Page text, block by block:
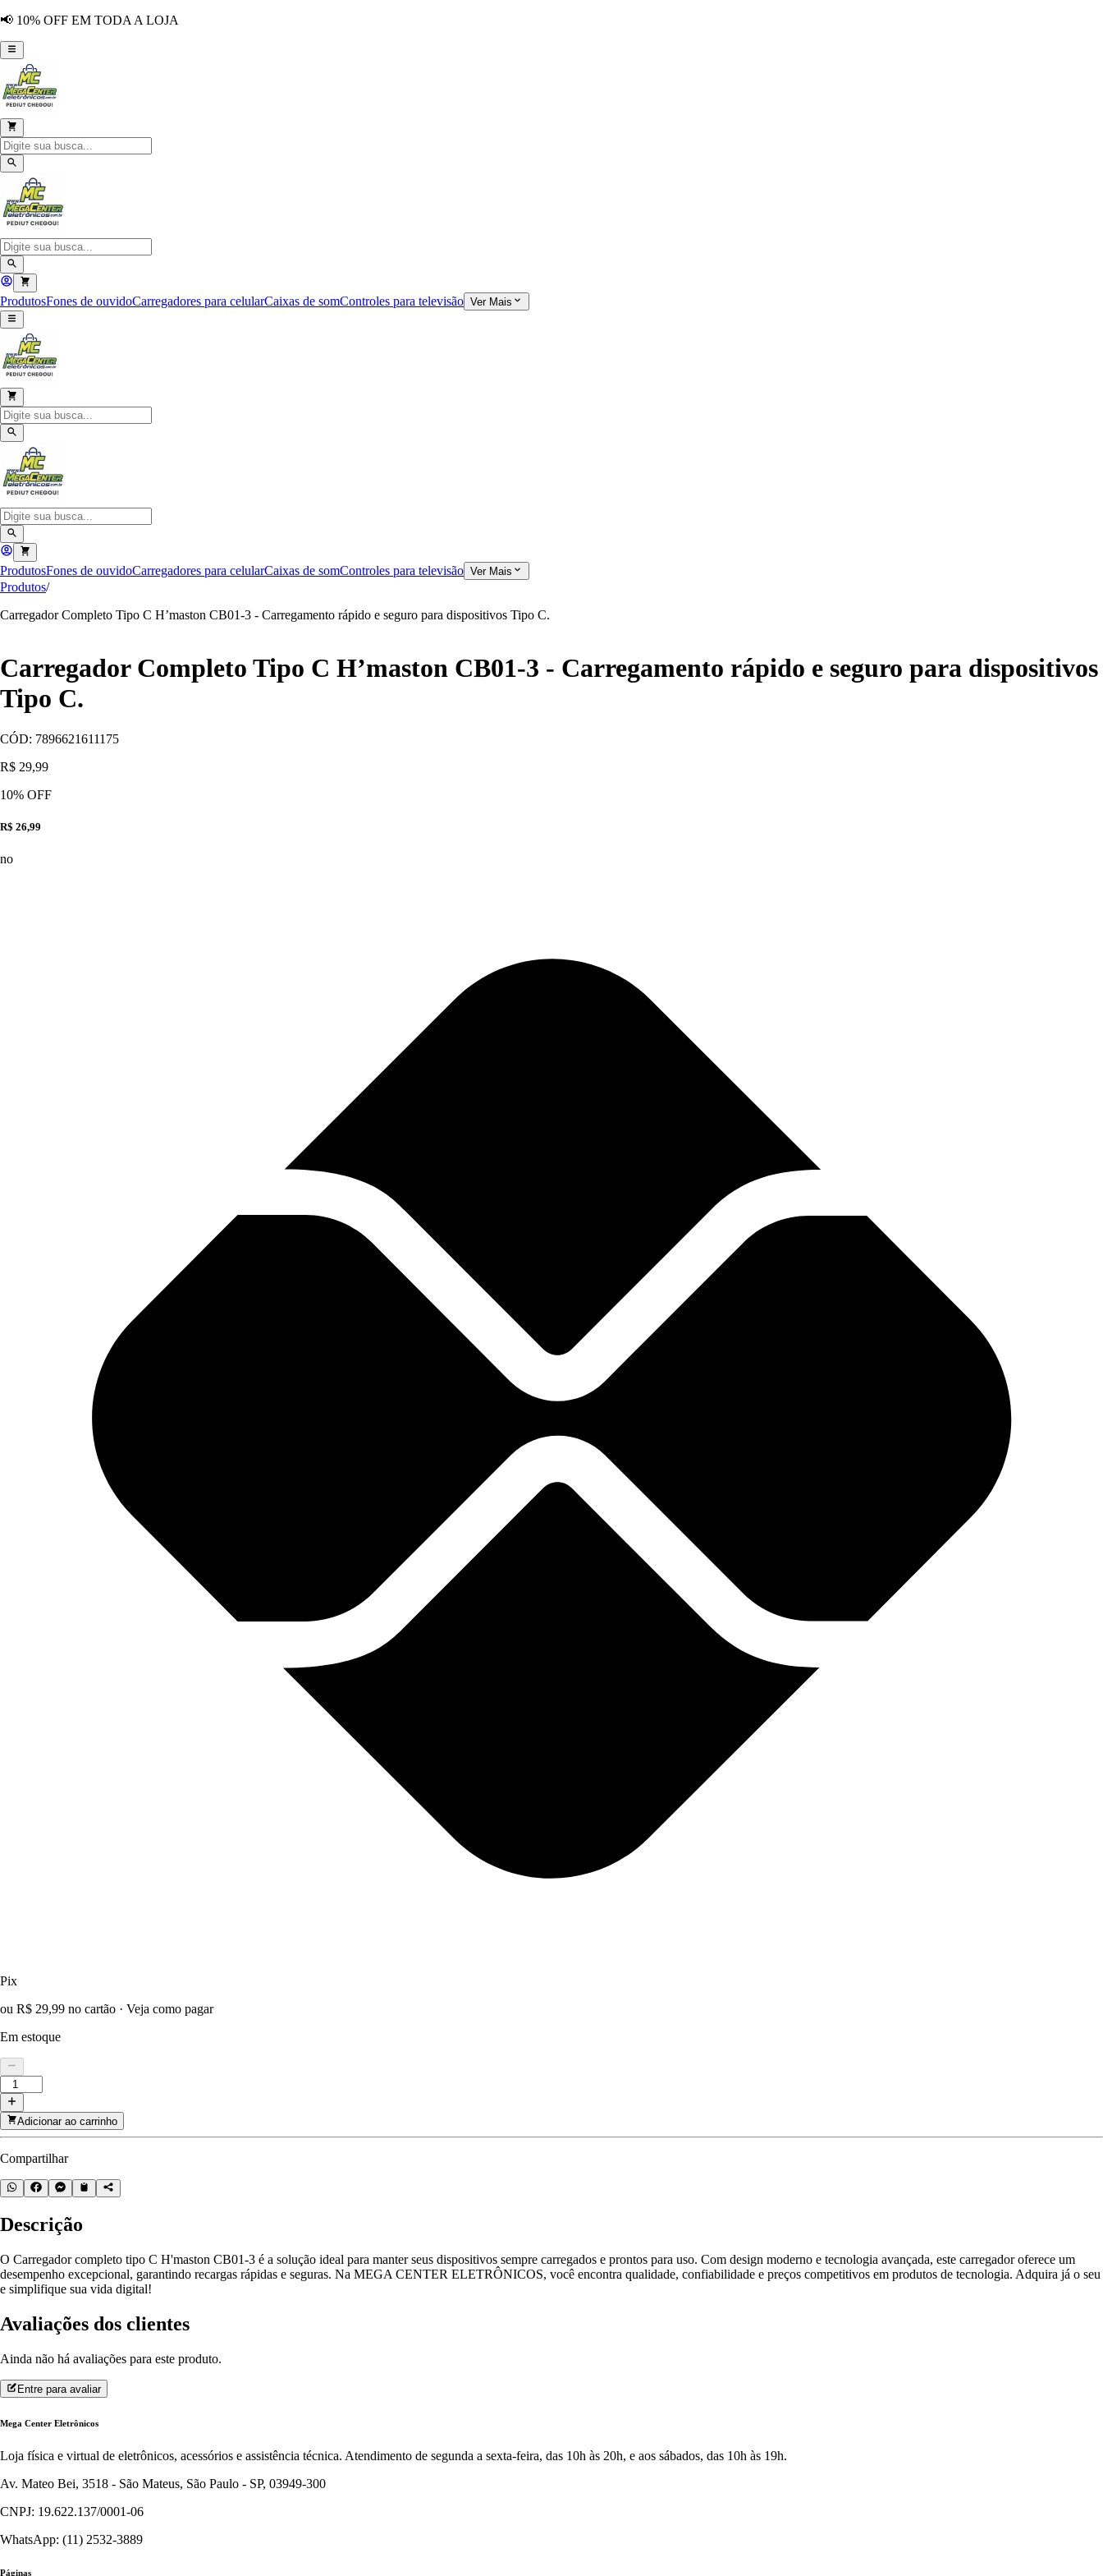
📢 10% OFF EM TODA A LOJA
ProdutosFones de ouvidoCarregadores para celularCaixas de somControles para televisão Ver Mais
ProdutosFones de ouvidoCarregadores para celularCaixas de somControles para televisão Ver Mais
Produtos/
Carregador Completo Tipo C H’maston CB01-3 - Carregamento rápido e seguro para dispositivos Tipo C.
Carregador Completo Tipo C H’maston CB01-3 - Carregamento rápido e seguro para dispositivos
Tipo C.
CÓD: 7896621611175
R$ 29,99
10% OFF
R$ 26,99
no
Pix
ou R$ 29,99 no cartão · Veja como pagar
Em estoque
Adicionar ao carrinho
Compartilhar
Descrição
O Carregador completo tipo C H'maston CB01-3 é a solução ideal para manter seus dispositivos sempre carregados e prontos para uso. Com design moderno e tecnologia avançada, este carregador oferece um
desempenho excepcional, garantindo recargas rápidas e seguras. Na MEGA CENTER ELETRÔNICOS, você encontra qualidade, confiabilidade e preços competitivos em produtos de tecnologia. Adquira já o seu
e simplifique sua vida digital!
Avaliações dos clientes
Ainda não há avaliações para este produto.
Entre para avaliar
Mega Center Eletrônicos
Loja física e virtual de eletrônicos, acessórios e assistência técnica. Atendimento de segunda a sexta-feira, das 10h às 20h, e aos sábados, das 10h às 19h.
Av. Mateo Bei, 3518 - São Mateus, São Paulo - SP, 03949-300
CNPJ: 19.622.137/0001-06
WhatsApp: (11) 2532-3889
Páginas